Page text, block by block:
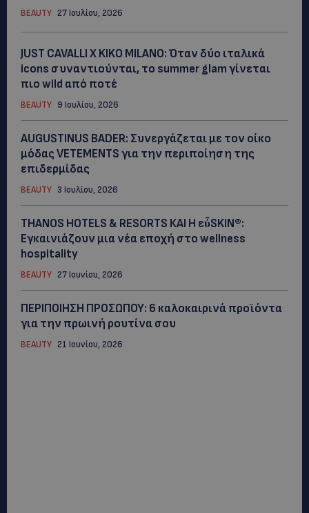
BEAUTY 27 Ιουλίου, 2026
JUST CAVALLI X KIKO MILANO: Όταν δύο ιταλικά
icons συναντιούνται, το summer glam γίνεται
πιο wild από ποτέ
BEAUTY 9 Ιουλίου, 2026
AUGUSTINUS BADER: Συνεργάζεται με τον οίκο
μόδας VETEMENTS για την περιποίηση της
επιδερμίδας
BEAUTY 3 Ιουλίου, 2026
THANOS HOTELS & RESORTS ΚΑΙ H εὖSKIN®:
Εγκαινιάζουν μια νέα εποχή στο wellness
hospitality
BEAUTY 27 Ιουνίου, 2026
ΠΕΡΙΠΟΙΗΣΗ ΠΡΟΣΩΠΟΥ: 6 καλοκαιρινά προϊόντα
για την πρωινή ρουτίνα σου
BEAUTY 21 Ιουνίου, 2026